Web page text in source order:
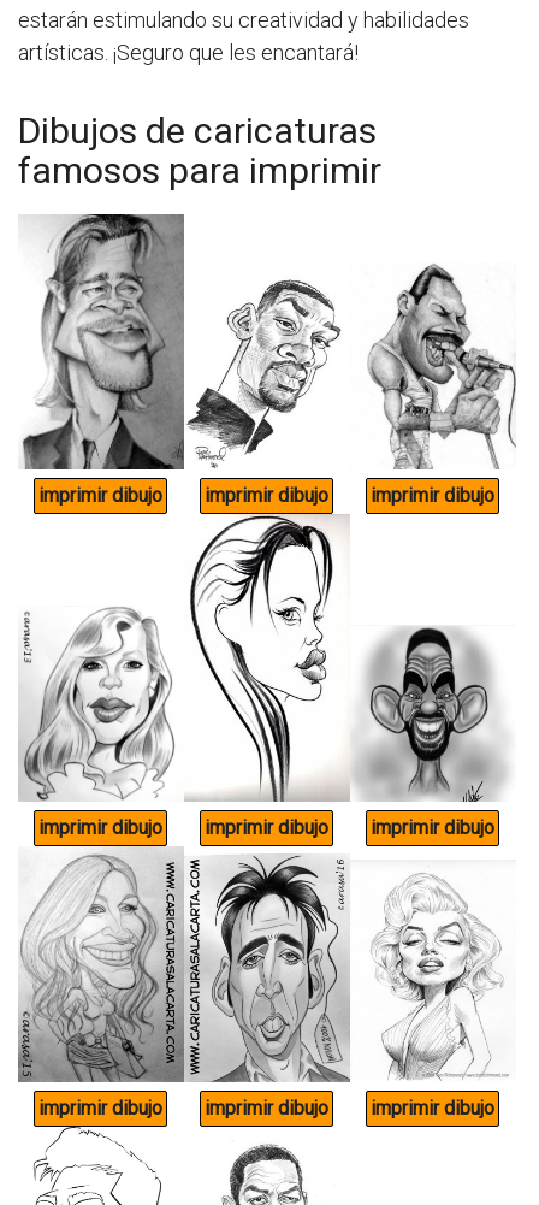
estarán estimulando su creatividad y habilidades
artísticas. ¡Seguro que les encantará!
Dibujos de caricaturas
famosos para imprimir